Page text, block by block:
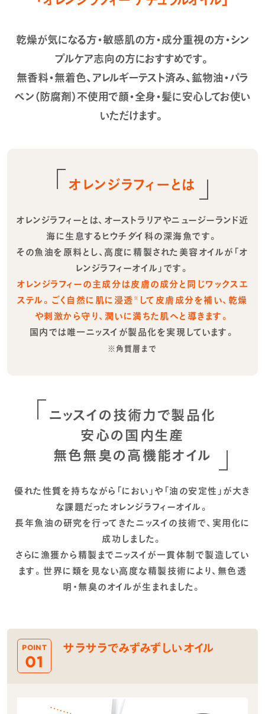
乾燥が気になる方・敏感肌の方・成分重視の方・シン
プルケア志向の方におすすめです。
無香料・無着色、アレルギーテスト済み、鉱物油・パラ
ペン（防腐剤）不使用で顔・全身・髪に安心してお使い
いただけます。
オレンジラフィーとは
オレンジラフィーとは、オーストラリアやニュージーランド近
海に生息するヒウチダイ科の深海魚です。
その魚油を原料とし、高度に精製された美容オイルが「オ
レンジラフィーオイル」です。
オレンジラフィーの主成分は皮膚の成分と同じワックスエ
ステル。ごく自然に肌に浸透 ※ して皮膚成分を補い、乾燥
や刺激から守り、潤いに満ちた肌へと導きます。
国内では唯一ニッスイが製品化を実現しています。
※角質層まで
ニッスイの技術力で製品化
安心の国内生産
無色無臭の高機能オイル
優れた性質を持ちながら「におい」や「油の安定性」が大き
な課題だったオレンジラフィーオイル。
長年魚油の研究を行ってきたニッスイの技術で、実用化に
成功しました。
さらに漁獲から精製までニッスイが一貫体制で製造してい
ます。世界に類を見ない高度な精製技術により、無色透
明・無臭のオイルが生まれました。
POINT
01
サラサラでみずみずしいオイル